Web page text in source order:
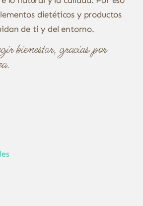
dietéticos y productos
de ti y del entorno.
bienestar, gracias por